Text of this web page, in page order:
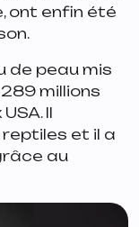
ont enfin été
de peau mis
millions
Il
et il a
au